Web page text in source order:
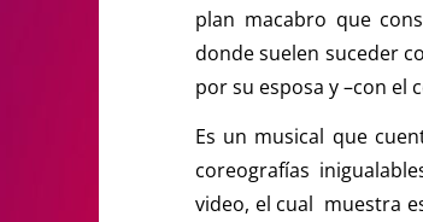
plan macabro que
donde suelen suceder
por su esposa y –con el
Es un musical que
coreografías
video, el cual muestra